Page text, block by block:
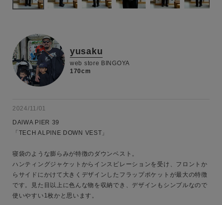
yusaku
web store BINGOYA
170cm
2024/11/01
DAIWA PIER 39
「TECH ALPINE DOWN VEST」
寝袋のような膨らみが特徴のダウンベスト。
ハンティングジャケットからインスピレーションを受け、フロントか
らサイドにかけて大きくデザインしたフラップポケットが最大の特徴
です。見た目以上に色んな物を収納でき、デザインもシンプルなので
使いやすい1枚かと思います。